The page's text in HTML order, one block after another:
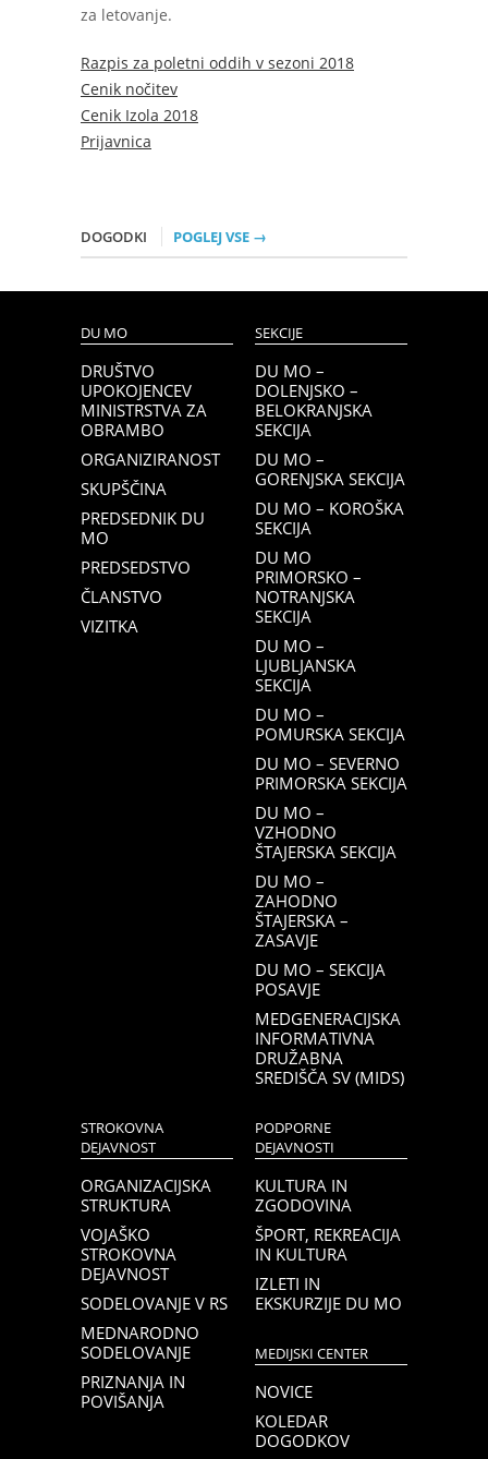
za letovanje.
Razpis za poletni oddih v sezoni 2018
Cenik nočitev
Cenik Izola 2018
Prijavnica
DOGODKI POGLEJ VSE →
DU MO
DRUŠTVO
UPOKOJENCEV
MINISTRSTVA ZA
OBRAMBO
ORGANIZIRANOST
SKUPŠČINA
PREDSEDNIK DU
MO
PREDSEDSTVO
ČLANSTVO
VIZITKA
SEKCIJE
DU MO –
DOLENJSKO –
BELOKRANJSKA
SEKCIJA
DU MO –
GORENJSKA SEKCIJA
DU MO – KOROŠKA
SEKCIJA
DU MO
PRIMORSKO –
NOTRANJSKA
SEKCIJA
DU MO –
LJUBLJANSKA
SEKCIJA
DU MO –
POMURSKA SEKCIJA
DU MO – SEVERNO
PRIMORSKA SEKCIJA
DU MO –
VZHODNO
ŠTAJERSKA SEKCIJA
DU MO –
ZAHODNO
ŠTAJERSKA –
ZASAVJE
DU MO – SEKCIJA
POSAVJE
MEDGENERACIJSKA
INFORMATIVNA
DRUŽABNA
SREDIŠČA SV (MIDS)
STROKOVNA
DEJAVNOST
ORGANIZACIJSKA
STRUKTURA
VOJAŠKO
STROKOVNA
DEJAVNOST
SODELOVANJE V RS
MEDNARODNO
SODELOVANJE
PRIZNANJA IN
POVIŠANJA
PODPORNE
DEJAVNOSTI
KULTURA IN
ZGODOVINA
ŠPORT, REKREACIJA
IN KULTURA
IZLETI IN
EKSKURZIJE DU MO
MEDIJSKI CENTER
NOVICE
KOLEDAR
DOGODKOV